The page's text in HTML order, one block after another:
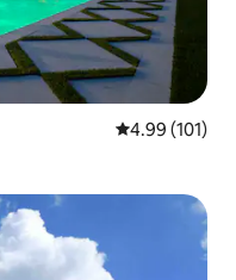
レビュー101
4.99 (101)